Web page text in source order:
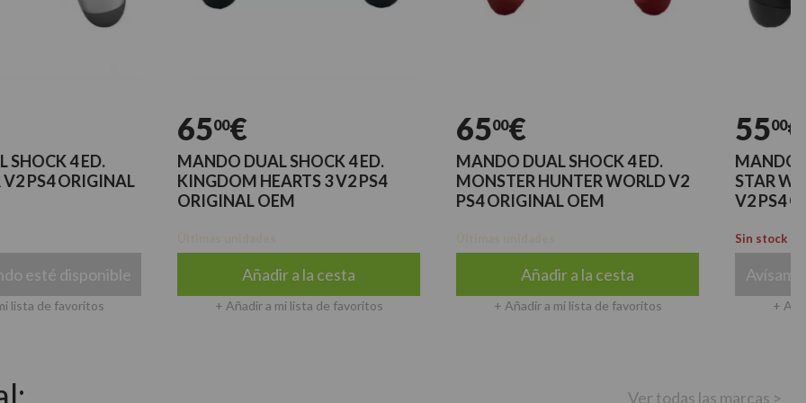
4 ED.
ORIGINAL
disponible
favoritos
00€
MANDO DUAL SHOCK 4 ED.
KINGDOM HEARTS 3 V2 PS4
ORIGINAL OEM
Añadir a la cesta
+ Añadir a mi lista de favoritos
00€
MANDO DUAL SHOCK 4 ED.
MONSTER HUNTER WORLD V2
PS4 ORIGINAL OEM
Añadir a la cesta
+ Añadir a mi lista de favoritos
00€
MANDO DUAL
STAR WARS
V2 PS4
Sin stock
Avísame
+ Añadir a
Ver todas las marcas >